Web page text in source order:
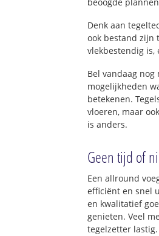
Denk aan
ook bestand zijn
vlekbestendig
Bel vandaag nog
mogelijkheden
betekenen.
vloeren, maar
is anders.
Geen tijd of
Een allround
efficiënt en snel
en kwalitatief
genieten. Veel
tegelzetter